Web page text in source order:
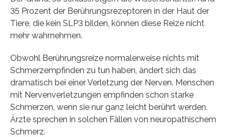
35 Prozent der Berührungsrezeptoren in der Haut der
Tiere, die kein SLP3 bilden, können diese Reize nicht
mehr wahrnehmen.
Obwohl Berührungsreize normalerweise nichts mit
Schmerzempfinden zu tun haben, ändert sich das
dramatisch bei einer Verletzung der Nerven. Menschen
mit Nervenverletzungen empfinden schon starke
Schmerzen, wenn sie nur ganz leicht berührt werden.
Ärzte sprechen in solchen Fällen von neuropathischem
Schmerz.